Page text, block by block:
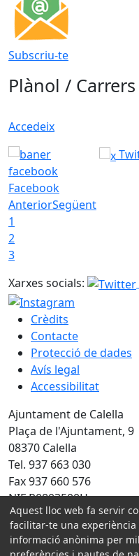
Subscriu-te
Plànol / Carrers
Accedeix
Facebook
AnteriorSegüent
1
2
3
Xarxes socials:
Crèdits
Contacte
Protecció de dades
Avís legal
Accessibilitat
Ajuntament de Calella
Plaça de l'Ajuntament, 9
08370 Calella
Tel. 937 663 030
Fax 937 660 576
NIF P0803500H
Amb la col·laboració de:
Aquest lloc web fa servir
facilitar-te una
informació anònima per